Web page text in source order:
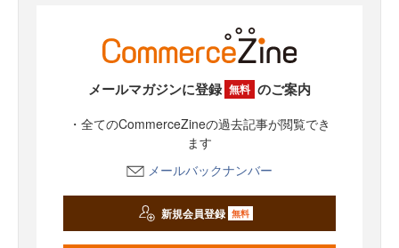
メールマガジンに登録 無料 のご案内
・全てのCommerceZineの過去記事が閲覧でき
ます
メールバックナンバー
新規会員登録 無料